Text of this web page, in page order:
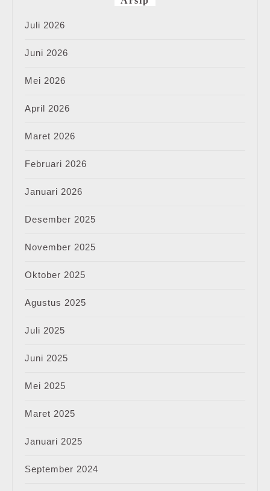
Juli 2026
Juni 2026
Mei 2026
April 2026
Maret 2026
Februari 2026
Januari 2026
Desember 2025
November 2025
Oktober 2025
Agustus 2025
Juli 2025
Juni 2025
Mei 2025
Maret 2025
Januari 2025
September 2024